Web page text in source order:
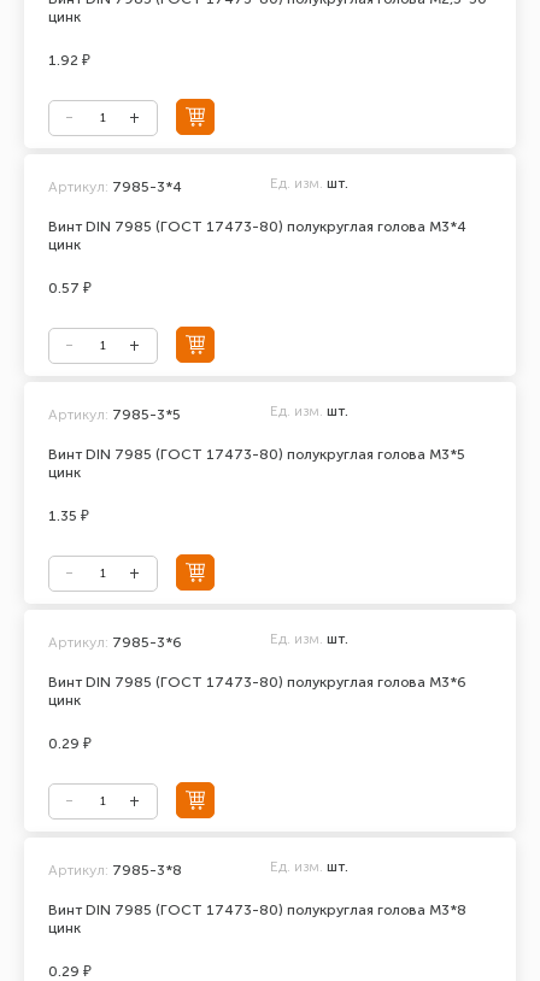
цинк
1.92 ₽
Винт DIN 7985 (ГОСТ 17473-80) полукруглая голова М3*4
цинк
Артикул: 7985-3*4 Ед. изм. шт.
0.57 ₽
Винт DIN 7985 (ГОСТ 17473-80) полукруглая голова М3*5
цинк
Артикул: 7985-3*5 Ед. изм. шт.
1.35 ₽
Винт DIN 7985 (ГОСТ 17473-80) полукруглая голова М3*6
цинк
Артикул: 7985-3*6 Ед. изм. шт.
0.29 ₽
Винт DIN 7985 (ГОСТ 17473-80) полукруглая голова М3*8
цинк
Артикул: 7985-3*8 Ед. изм. шт.
0.29 ₽